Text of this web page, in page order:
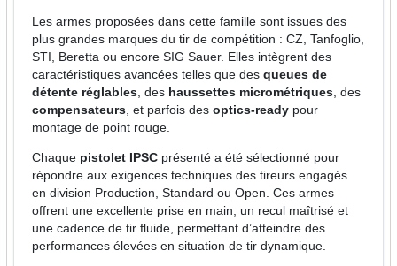
Les armes proposées dans cette famille sont issues des
plus grandes marques du tir de compétition : CZ, Tanfoglio,
STI, Beretta ou encore SIG Sauer. Elles intègrent des
caractéristiques avancées telles que desqueues de
détente réglables, des haussettes micrométriques, des
compensateurs, et parfois desoptics-ready pour
montage de point rouge.
Chaque pistolet IPSC présenté a été sélectionné pour
répondre aux exigences techniques des tireurs engagés
en division Production, Standard ou Open. Ces armes
offrent une excellente prise en main, un recul maîtrisé et
une cadence de tir fluide, permettant d’atteindre des
performances élevées en situation de tir dynamique.